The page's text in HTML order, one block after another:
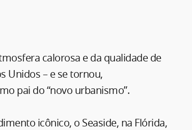
calorosa e da qualidade de
Unidos – e se tornou,
pai do “novo urbanismo”.
icônico, o Seaside, na Flórida,